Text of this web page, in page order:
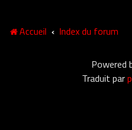
Accueil Index du forum
Powered
Traduit par